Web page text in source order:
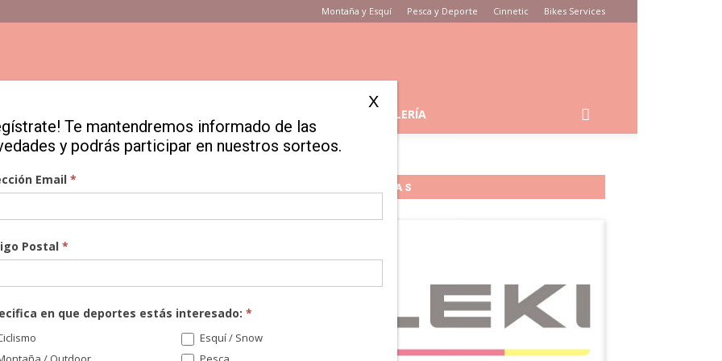
Montaña y Esquí Pesca y Deporte Cinnetic Bikes Services
GALERÍA
Dificultad y Paraescalada tras la disputa...
de España en
y Paraescalada
en
MARCAS
Te mantendremos informado de las
y podrás participar en nuestros sorteos.
Email*
Postal*
en que deportes estás interesado:*
Esquí / Snow
X